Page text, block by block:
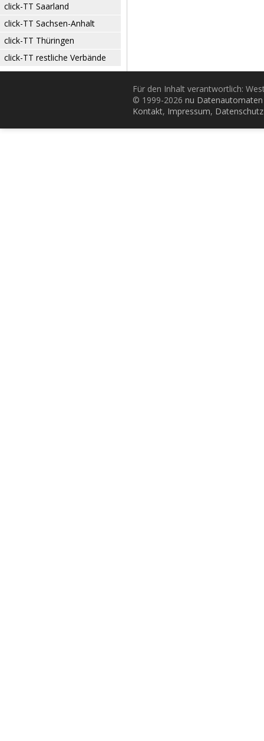
click-TT Saarland
click-TT Sachsen-Anhalt
click-TT Thüringen
click-TT restliche Verbände
Für den Inhalt verantwortlich:
© 1999-2026 nu
Kontakt, Impressum, Datenschutz